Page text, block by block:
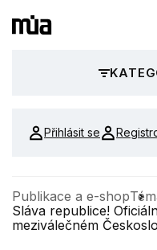
Přihlásit se
Publikace a e-shop
Sláva republice!
meziválečném